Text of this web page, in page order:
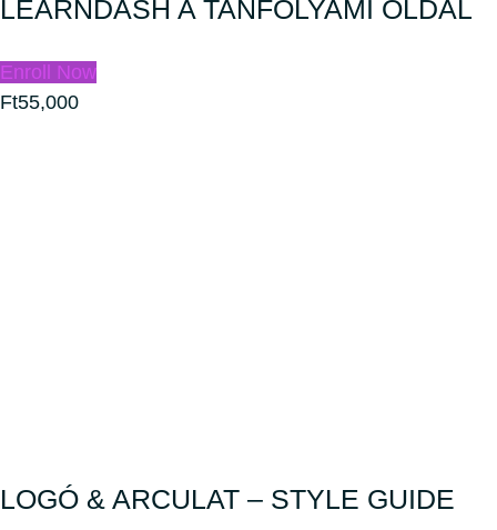
LEARNDASH A TANFOLYAMI OLDAL
Enroll Now
Ft55,000
LOGÓ & ARCULAT – STYLE GUIDE